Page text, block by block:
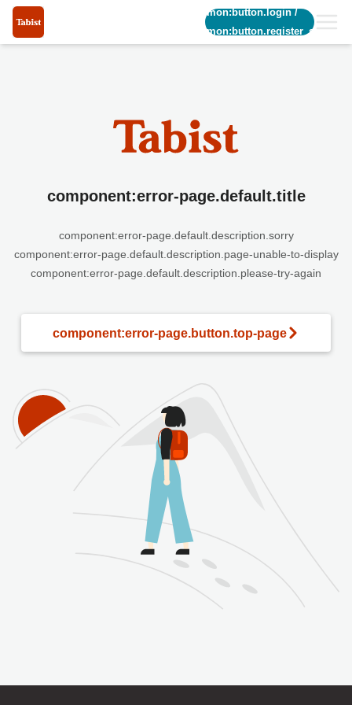
common:button.login/
common:button.register_short
component:error-page.default.title
component:error-page.default.description.sorry
component:error-page.default.description.page-unable-to-display
component:error-page.default.description.please-try-again
component:error-page.button.top-page